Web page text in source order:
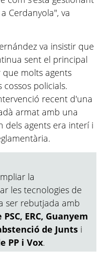
Cerdanyola", va
va insistir que
sent el principal
molts agents
policials.
recent d'una
armat amb una
dels agents era interí i
la
les tecnologies de
ser rebutjada amb
ERC, Guanyem
de Junts i
PP i Vox.